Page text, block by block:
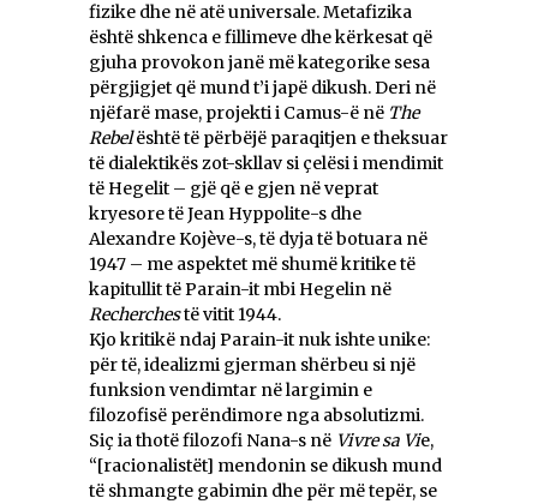
fizike dhe në atë universale. Metafizika
është shkenca e fillimeve dhe kërkesat që
gjuha provokon janë më kategorike sesa
përgjigjet që mund t’i japë dikush. Deri në
njëfarë mase, projekti i Camus-ë në The
Rebelështë të përbëjë paraqitjen e theksuar
të dialektikës zot-skllav si çelësi i mendimit
të Hegelit – gjë që e gjen në veprat
kryesore të Jean Hyppolite-s dhe
Alexandre Kojève-s, të dyja të botuara në
1947 – me aspektet më shumë kritike të
kapitullit të Parain-it mbi Hegelin në
Recherchestë vitit 1944.
Kjo kritikë ndaj Parain-it nuk ishte unike:
për të, idealizmi gjerman shërbeu si një
funksion vendimtar në largimin e
filozofisë perëndimore nga absolutizmi.
Siç ia thotë filozofi Nana-s në Vivre sa Vie,
“[racionalistët] mendonin se dikush mund
të shmangte gabimin dhe për më tepër, se